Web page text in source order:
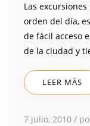
Las
orden del día,
de fácil acceso
de la ciudad y
LEER MÁS
7 julio, 2010 /